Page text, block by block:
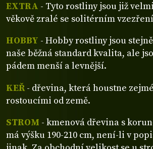
EXTRA - Tyto rostliny jsou již
věkově zralé se solitérním
HOBBY - Hobby rostliny jsou
naše běžná standard kvalita, ale
pádem menší a levnější.
KEŘ- dřevina, která houstne
rostoucími od země.
STROM - kmenová dřevina s
má výšku 190-210 cm, není-li v